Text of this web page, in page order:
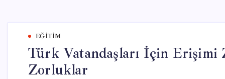
EĞITIM
Türk Vatandaşları İçin
Zorluklar